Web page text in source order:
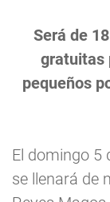
Será de
gratuitas
pequeños
El domingo 5
se llenará de